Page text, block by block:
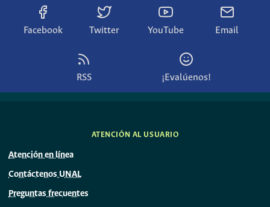
Facebook Twitter YouTube Email
RSS ¡Evalúenos!
ATENCIÓN AL USUARIO
Atención en línea
Contáctenos UNAL
Preguntas frecuentes